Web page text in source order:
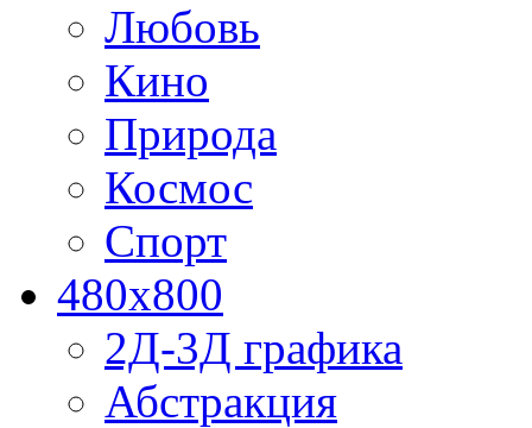
Любовь
Кино
Природа
Космос
Спорт
480x800
2Д-3Д графика
Абстракция